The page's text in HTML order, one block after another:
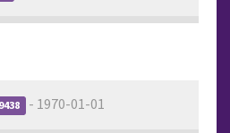
- 1970-01-01